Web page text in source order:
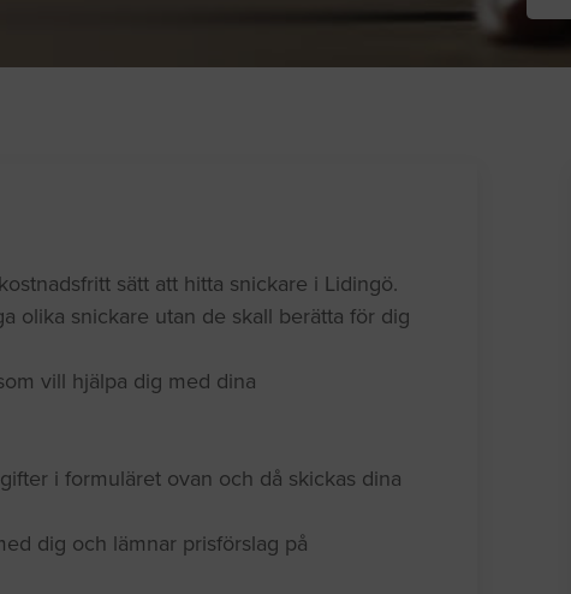
sätt att hitta snickare i Lidingö.
olika snickare utan de skall berätta för dig
vill hjälpa dig med dina
i formuläret ovan och då skickas dina
dig och lämnar prisförslag på